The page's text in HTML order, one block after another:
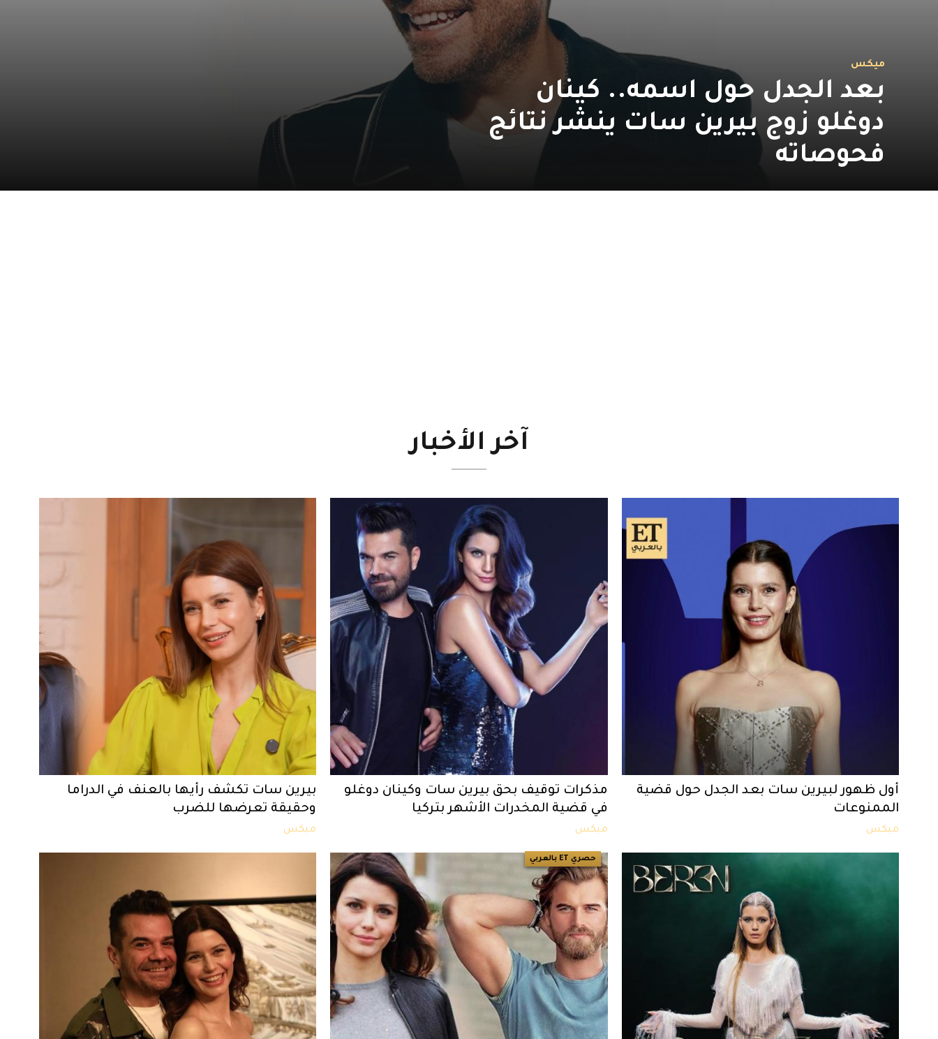
ميكس
بعد الجدل حول اسمه.. كينان
دوغلو زوج بيرين سات ينشر نتائج
فحوصاته
آخر الأخبار
أول ظهور لبيرين سات بعد الجدل حول قضية
الممنوعات
ميكس
مذكرات توقيف بحق بيرين سات وكينان دوغلو
في قضية المخدرات الأشهر بتركيا
ميكس
بيرين سات تكشف رأيها بالعنف في الدراما
وحقيقة تعرضها للضرب
ميكس
حصري ET بالعربي